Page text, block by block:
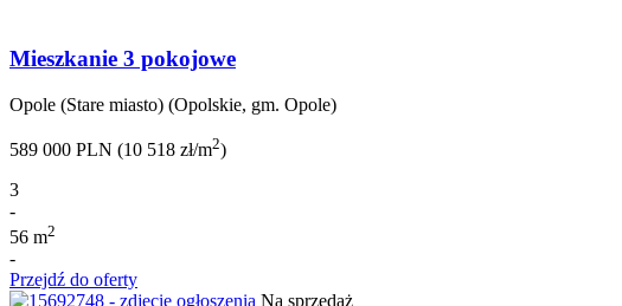
Mieszkanie 3 pokojowe
Opole (Stare miasto) (Opolskie, gm. Opole)
589 000 PLN (10 518 zł/m2)
3
-
56 m2
-
Przejdź do oferty
Na sprzedaż